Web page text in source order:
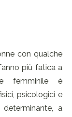
con qualche
più fatica a
femminile è
psicologici e
a